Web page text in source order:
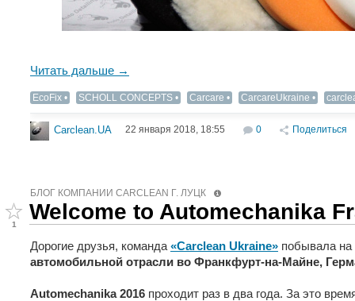
Читать дальше →
EcoFix SCHOLL CONCEPTS Carcare CarcareUkraine
Carclean.UA 22 января 2018, 18:55 0 Поделиться
БЛОГ КОМПАНИИ СARCLEAN Г. ЛУЦК
1
Welcome to Automechanika
Дорогие друзья, команда «Carclean Ukraine» побывала на
автомобильной отрасли во Франкфурт-на-Майне,
Automechanika 2016 проходит раз в два года. За это